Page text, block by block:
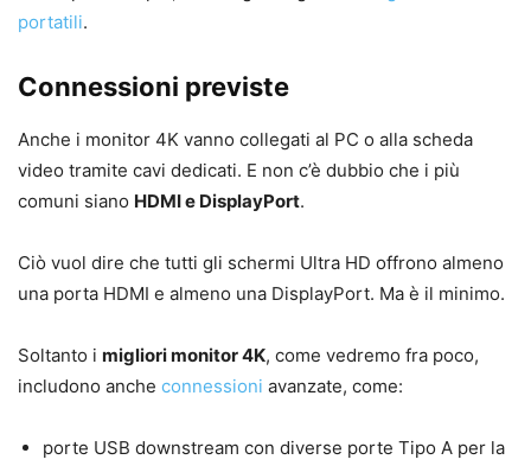
portatili.
Connessioni previste
Anche i monitor 4K vanno collegati al PC o alla scheda
video tramite cavi dedicati. E non c’è dubbio che i più
comuni siano HDMI e DisplayPort.
Ciò vuol dire che tutti gli schermi Ultra HD offrono almeno
una porta HDMI e almeno una DisplayPort. Ma è il minimo.
Soltanto i migliori monitor 4K, come vedremo fra poco,
includono anche connessioni avanzate, come:
porte USB downstream con diverse porte Tipo A per la